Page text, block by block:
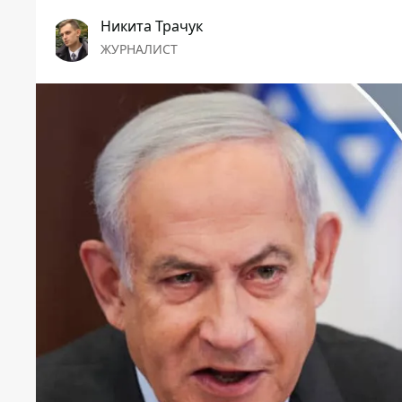
Никита Трачук
ЖУРНАЛИСТ